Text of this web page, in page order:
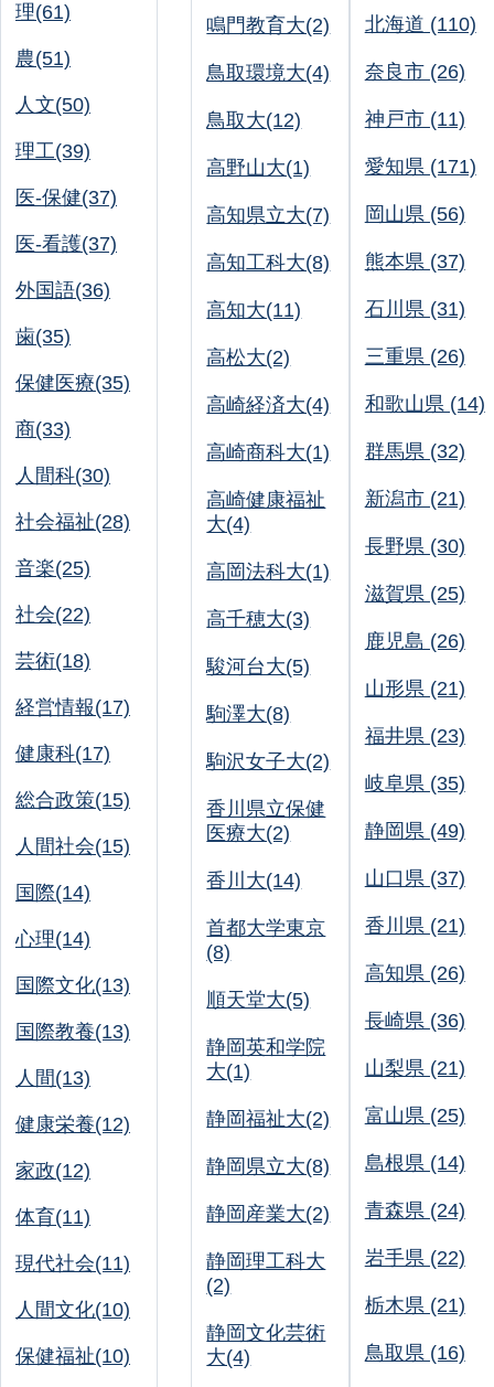
理(61)
農(51)
人文(50)
理工(39)
医-保健(37)
医-看護(37)
外国語(36)
歯(35)
保健医療(35)
商(33)
人間科(30)
社会福祉(28)
音楽(25)
社会(22)
芸術(18)
経営情報(17)
健康科(17)
総合政策(15)
人間社会(15)
国際(14)
心理(14)
国際文化(13)
国際教養(13)
人間(13)
健康栄養(12)
家政(12)
体育(11)
現代社会(11)
人間文化(10)
保健福祉(10)
鳴門教育大(2)
鳥取環境大(4)
鳥取大(12)
高野山大(1)
高知県立大(7)
高知工科大(8)
高知大(11)
高松大(2)
高崎経済大(4)
高崎商科大(1)
高崎健康福祉
大(4)
高岡法科大(1)
高千穂大(3)
駿河台大(5)
駒澤大(8)
駒沢女子大(2)
香川県立保健
医療大(2)
香川大(14)
首都大学東京
(8)
順天堂大(5)
静岡英和学院
大(1)
静岡福祉大(2)
静岡県立大(8)
静岡産業大(2)
静岡理工科大
(2)
静岡文化芸術
大(4)
北海道 (110)
奈良市 (26)
神戸市 (11)
愛知県 (171)
岡山県 (56)
熊本県 (37)
石川県 (31)
三重県 (26)
和歌山県 (14)
群馬県 (32)
新潟市 (21)
長野県 (30)
滋賀県 (25)
鹿児島 (26)
山形県 (21)
福井県 (23)
岐阜県 (35)
静岡県 (49)
山口県 (37)
香川県 (21)
高知県 (26)
長崎県 (36)
山梨県 (21)
富山県 (25)
島根県 (14)
青森県 (24)
岩手県 (22)
栃木県 (21)
鳥取県 (16)